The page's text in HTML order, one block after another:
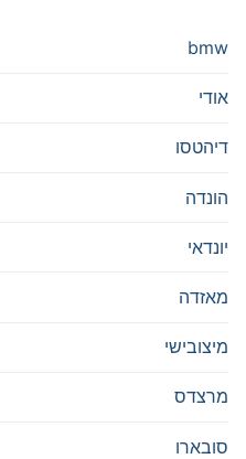
bmw
אודי
דיהטסו
הונדה
יונדאי
מאזדה
מיצובישי
מרצדס
סובארו